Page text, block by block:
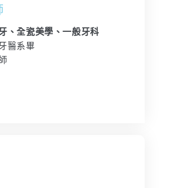
、全瓷美學、一般牙科
醫系畢